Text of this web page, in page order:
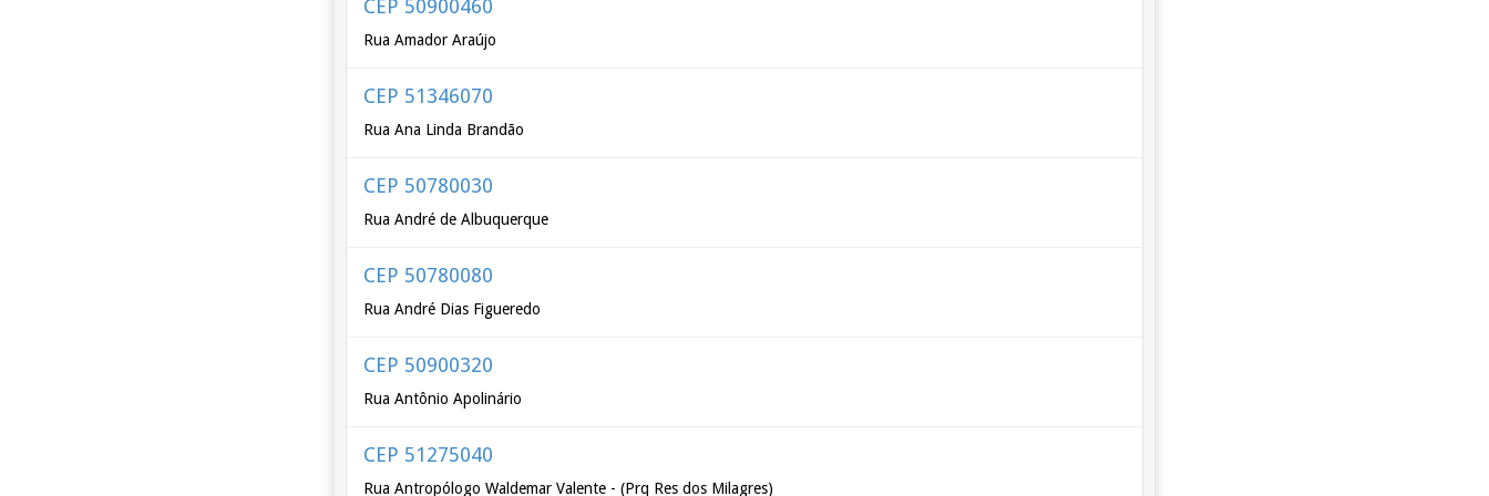
CEP 50900460
Rua Amador Araújo
CEP 51346070
Rua Ana Linda Brandão
CEP 50780030
Rua André de Albuquerque
CEP 50780080
Rua André Dias Figueredo
CEP 50900320
Rua Antônio Apolinário
CEP 51275040
Rua Antropólogo Waldemar Valente - (Prq Res dos Milagres)